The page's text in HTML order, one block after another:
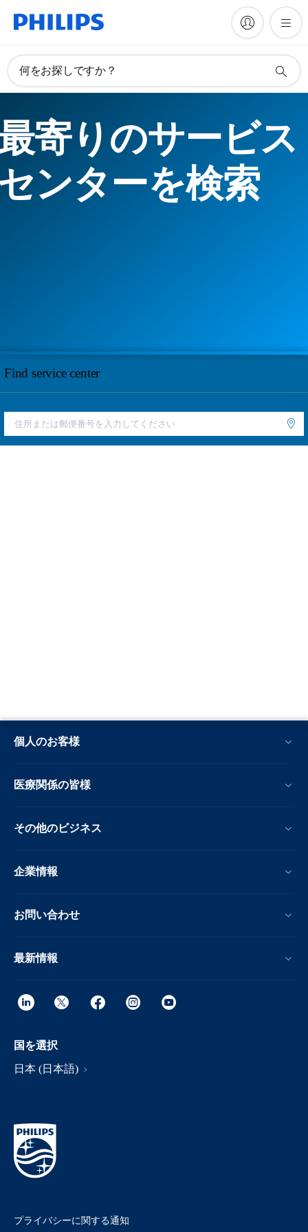
何をお探しですか？
寄りのサービス
ンターを検索
Find service center
個人のお客様
医療関係の皆様
その他のビジネス
企業情報
お問い合わせ
最新情報
国を選択
日本 (日本語)
プライバシーに関する通知